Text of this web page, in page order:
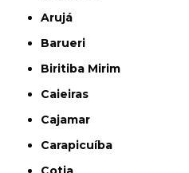
Arujá
Barueri
Biritiba Mirim
Caieiras
Cajamar
Carapicuíba